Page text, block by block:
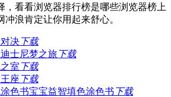
，看看浏览器排行榜是哪些浏览器榜上
浪肯定让你用起来舒心。
决下载
迪士尼梦之旅 下载
室 下载
座 下载
宝宝益智填色涂色书 下载